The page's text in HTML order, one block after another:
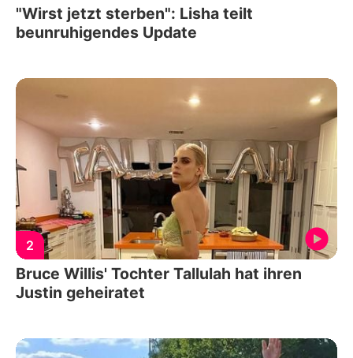
"Wirst jetzt sterben": Lisha teilt
beunruhigendes Update
2
Bruce Willis' Tochter Tallulah hat ihren
Justin geheiratet